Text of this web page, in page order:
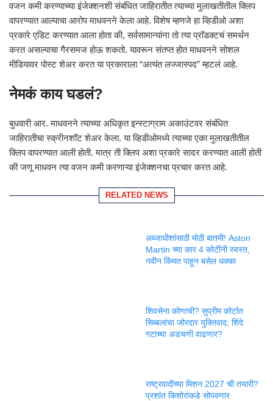
वजन कमी करण्याच्या इंजेक्शनशी संबंधित जाहिरातीत त्याच्या मुलाखतीतील क्लिप
वापरण्यात आल्याचा आरोप माधवनने केला आहे. विशेष म्हणजे हा व्हिडीओ अशा
प्रकारे एडिट करण्यात आला होता की, सर्वसामान्यांना तो त्या प्रॉडक्टचं समर्थन
करत असल्याचा गैरसमज होऊ शकतो. यावरून संतप्त होत माधवनने सोशल
मीडियावर पोस्ट शेअर करत या प्रकाराला “अत्यंत लज्जास्पद” म्हटलं आहे.
नेमकं काय घडलं?
बुधवारी आर. माधवनने त्याच्या अधिकृत इन्स्टाग्राम अकाउंटवर संबंधित
जाहिरातीचा स्क्रीनशॉट शेअर केला. या व्हिडीओमध्ये त्याच्या एका मुलाखतीतील
क्लिप वापरण्यात आली होती. मात्र ती क्लिप अशा प्रकारे सादर करण्यात आली होती
की जणू माधवन त्या वजन कमी करणाऱ्या इंजेक्शनचा प्रचार करत आहे.
RELATED NEWS
अब्जाधीशांसाठी मोठी बातमी! Aston
Martin च्या कार 4 कोटींनी स्वस्त,
नवीन किंमत पाहून बसेल धक्का
शिवसेना कोणाची? सुप्रीम कोर्टात
सिब्बलांचा जोरदार युक्तिवाद; शिंदे
गटाच्या अडचणी वाढणार?
राष्ट्रवादीच्या मिशन 2027 ची तयारी?
प्रशांत किशोरांकडे सोपवणार